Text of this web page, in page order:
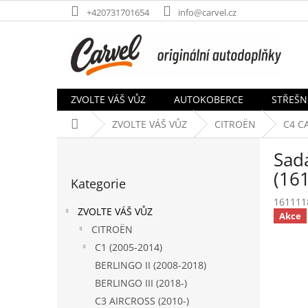
na
+420731701654 info@carvel.cz
ZVOLTE VÁŠ VŮZ AUTOKOBERCE
Domů ZVOLTE VÁŠ VŮZ CITROËN C4
kategorie
Kategorie
ZVOLTE VÁŠ VŮZ
CITROËN
C1 (2005-2014)
BERLINGO II (2008-2018)
BERLINGO III (2018-)
C3 AIRCROSS (2010-)
Akce